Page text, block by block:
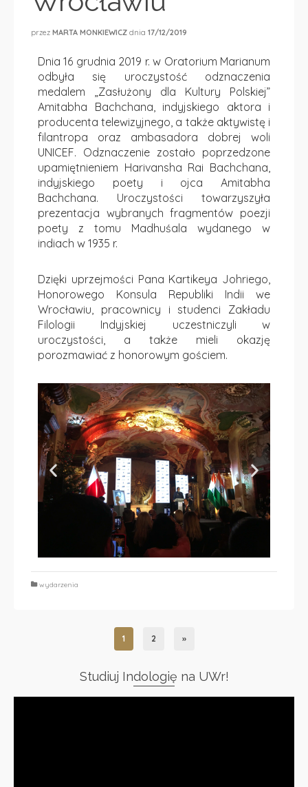
przez MARTA MONKIEWICZ dnia 17/12/2019
Dnia 16 grudnia 2019 r. w Oratorium Marianum
odbyła się uroczystość odznaczenia
medalem „Zasłużony dla Kultury Polskiej”
Amitabha Bachchana, indyjskiego aktora i
producenta telewizyjnego, a także aktywistę i
filantropa oraz ambasadora dobrej woli
UNICEF. Odznaczenie zostało poprzedzone
upamiętnieniem Harivansha Rai Bachchana,
indyjskiego poety i ojca Amitabha
Bachchana. Uroczystości towarzyszyła
prezentacja wybranych fragmentów poezji
poety z tomu Madhuśala wydanego w
indiach w 1935 r.
Dzięki uprzejmości Pana Kartikeya Johriego,
Honorowego Konsula Republiki Indii we
Wrocławiu, pracownicy i studenci Zakładu
Filologii Indyjskiej uczestniczyli w
uroczystości, a także mieli okazję
porozmawiać z honorowym gościem.
wydarzenia
1 2 »
Studiuj Indologię na UWr!